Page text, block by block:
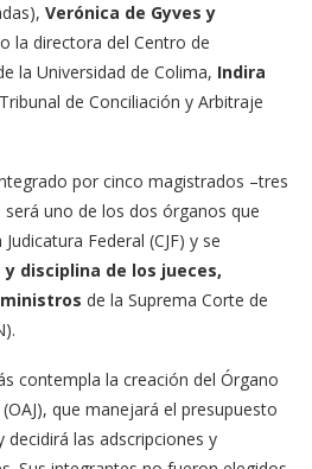
Verónica de Gyves y
la directora del Centro de
la Universidad de Colima, Indira
de Conciliación y Arbitraje
por cinco magistrados –tres
uno de los dos órganos que
Federal (CJF) y se
disciplina de los jueces,
de la Suprema Corte de
contempla la creación del Órgano
que manejará el presupuesto
las adscripciones y